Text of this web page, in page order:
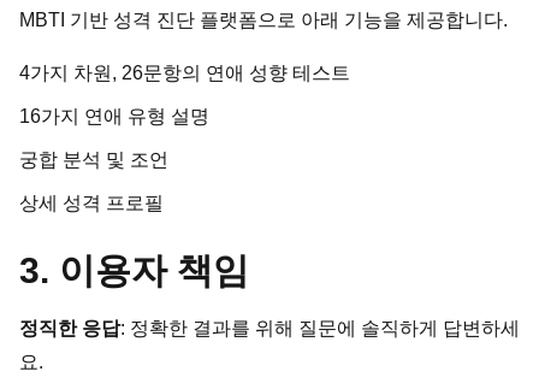
MBTI 기반 성격 진단 플랫폼으로 아래 기능을 제공합니다.
4가지 차원, 26문항의 연애 성향 테스트
16가지 연애 유형 설명
궁합 분석 및 조언
상세 성격 프로필
3. 이용자 책임
정직한 응답: 정확한 결과를 위해 질문에 솔직하게 답변하세
요.